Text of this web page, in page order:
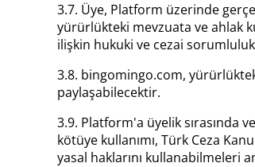
3.7. Üye, Platform üzerinde
yürürlükteki mevzuata ve ahlak
ilişkin hukuki ve cezai
3.8. bingomingo.com,
paylaşabilecektir.
3.9. Platform'a üyelik sırasında
kötüye kullanımı, Türk Ceza
yasal haklarını kullanabilmeleri